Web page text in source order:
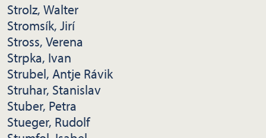
Strolz, Walter
Stromsík, Jirí
Stross, Verena
Strpka, Ivan
Strubel, Antje Rávik
Struhar, Stanislav
Stuber, Petra
Stueger, Rudolf